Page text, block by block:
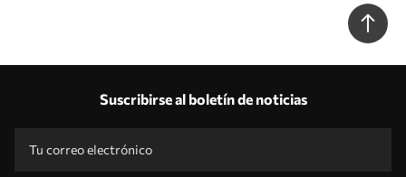
Suscribirse al boletín de noticias